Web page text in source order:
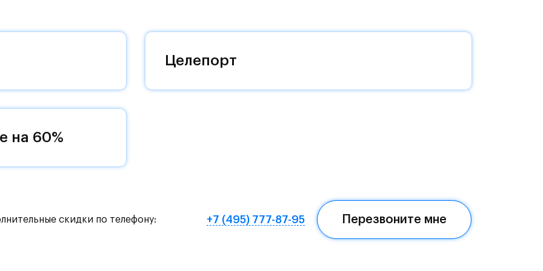
престижный статус западного
«своей» территорией, куда хочется
на Красногорское и Рублево-Успенское шоссе.
метро МЦД «Одинцово».
на «Северный обход Одинцово».
Целепорт
на 60%
скидки по телефону: +7 (495) 777-87-95 Перезвоните мне